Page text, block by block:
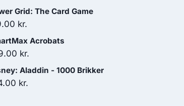
Grid: The Card Game
kr.
Acrobats
kr.
Aladdin - 1000 Brikker
kr.